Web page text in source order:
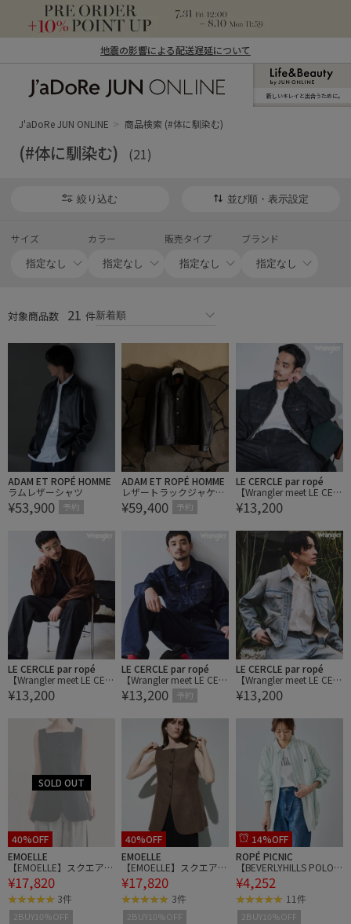
地震の影響による配送遅延について
ン オンライン）
新しいキレイと出合うために。
J'aDoRe JUN ONLINE 商品検索 (#体に馴染む)
(#体に馴染む) (21)
絞り込む 並び順・表示設定
サイズ カラー 販売タイプ ブランド
対象商品数 21 件
ADAM ET ROPÉ HOMME
ラムレザーシャツ
¥53,900 予約
ADAM ET ROPÉ HOMME
レザートラックジャケッ
ト / ADAM ET ROPE' JEA
¥59,400 予約
LE CERCLE par ropé
【Wrangler meet LE CER
CLE par rope】別注/Gジ
ャン/セットアップ対応
¥13,200
LE CERCLE par ropé
【Wrangler meet LE CER
CLE par rope】別注/Gジ
ャン/セットアップ対応
¥13,200
LE CERCLE par ropé
【Wrangler meet LE CER
CLE par rope】別注/Gジ
ャン/セットアップ対応
¥13,200 予約
LE CERCLE par ropé
【Wrangler meet LE CER
CLE par rope】別注/Gジ
ャン/セットアップ対応
¥13,200
40%OFF
EMOELLE
【EMOELLE】スクエアネ
ックジレトップス
¥17,820
3件
2BUY10%OFF
40%OFF
EMOELLE
【EMOELLE】スクエアネ
ックジレトップス
¥17,820
3件
2BUY10%OFF
14%OFF
ROPÉ PICNIC
【BEVERLYHILLS POLO C
LUB・一部店舗限定】ス
トライプビッグシルエッ
トシャツ
¥4,252
11件
2BUY10%OFF